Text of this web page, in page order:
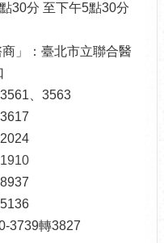
30分 至下午5點30分
」：臺北市立聯合醫
、3563
3739轉3827